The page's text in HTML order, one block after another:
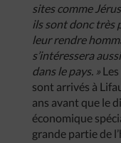
sites comme
ils sont donc très
leur rendre
s’intéressera
dans le pays. »
sont arrivés à
ans avant que le
économique
grande partie de